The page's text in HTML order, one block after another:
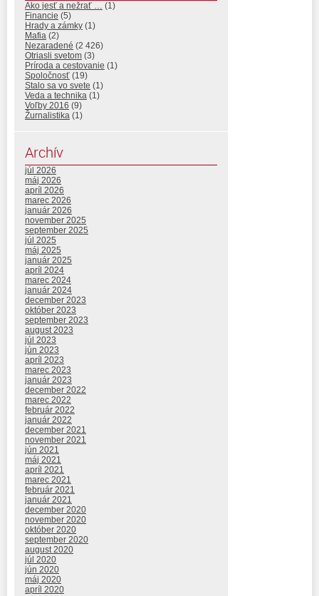
Ako jesť a nežrať … (1)
Financie (5)
Hrady a zámky (1)
Mafia (2)
Nezaradené (2 426)
Otriasli svetom (3)
Príroda a cestovanie (1)
Spoločnosť (19)
Stalo sa vo svete (1)
Veda a technika (1)
Voľby 2016 (9)
Žurnalistika (1)
Archív
júl 2026
máj 2026
apríl 2026
marec 2026
január 2026
november 2025
september 2025
júl 2025
máj 2025
január 2025
apríl 2024
marec 2024
január 2024
december 2023
október 2023
september 2023
august 2023
júl 2023
jún 2023
apríl 2023
marec 2023
január 2023
december 2022
marec 2022
február 2022
január 2022
december 2021
november 2021
jún 2021
máj 2021
apríl 2021
marec 2021
február 2021
január 2021
december 2020
november 2020
október 2020
september 2020
august 2020
júl 2020
jún 2020
máj 2020
apríl 2020